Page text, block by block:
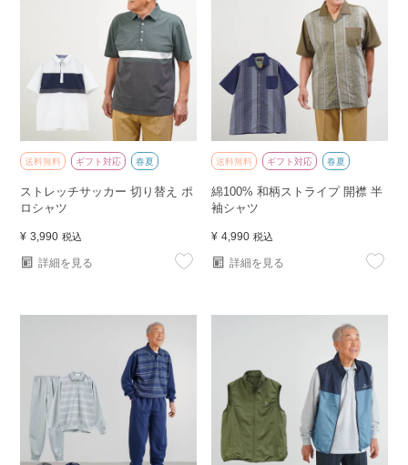
送料無料 ギフト対応 春夏
ストレッチサッカー 切り替え ポ
ロシャツ
¥ 3,990 税込
詳細を見る
送料無料 ギフト対応 春夏
綿100% 和柄ストライプ 開襟 半
袖シャツ
¥ 4,990 税込
詳細を見る